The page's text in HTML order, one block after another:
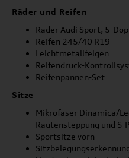
Räder und Reifen
Räder Audi Sport, 5-
Reifen 245/40 R19
Leichtmetallfelgen
Reifendruck-
Reifenpannen-Set
Sitze
Mikrofaser Dinamica/
Rautensteppung und S-
Sportsitze vorn